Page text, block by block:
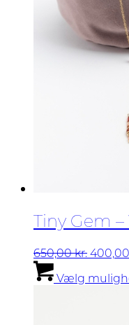
Tiny Gem
650,00kr.Den
pris
400,00
Vælg